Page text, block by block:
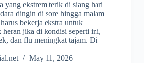
yang ekstrem terik di siang hari
dingin di sore hingga malam
bekerja ekstra untuk
heran jika di kondisi seperti ini,
dan flu meningkat tajam. Di
May 11, 2026